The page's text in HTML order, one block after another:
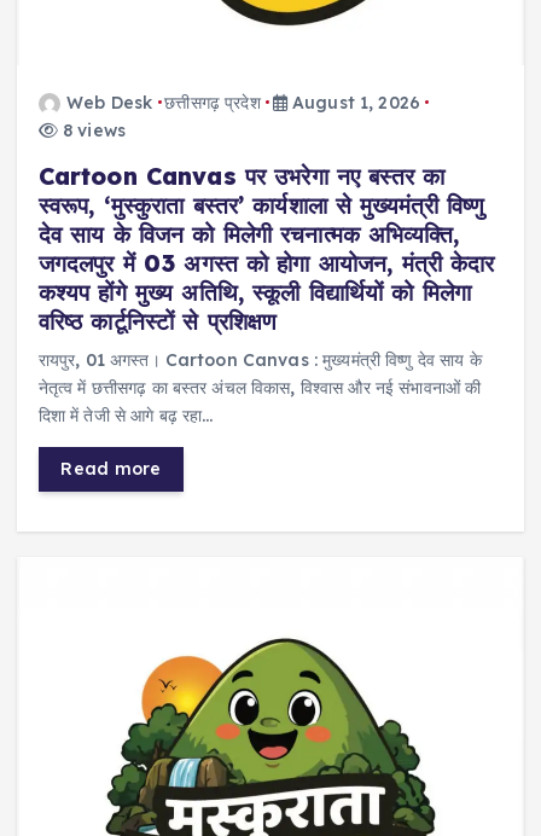
Web Desk छत्तीसगढ़ प्रदेश
August 1, 2026
8 views
Cartoon Canvas पर उभरेगा नए बस्तर का
स्वरूप, ‘मुस्कुराता बस्तर’ कार्यशाला से मुख्यमंत्री विष्णु
देव साय के विजन को मिलेगी रचनात्मक अभिव्यक्ति,
जगदलपुर में 03 अगस्त को होगा आयोजन, मंत्री केदार
कश्यप होंगे मुख्य अतिथि, स्कूली विद्यार्थियों को मिलेगा
वरिष्ठ कार्टूनिस्टों से प्रशिक्षण
रायपुर, 01 अगस्त। Cartoon Canvas : मुख्यमंत्री विष्णु देव साय के
नेतृत्व में छत्तीसगढ़ का बस्तर अंचल विकास, विश्वास और नई संभावनाओं की
दिशा में तेजी से आगे बढ़ रहा…
Read more